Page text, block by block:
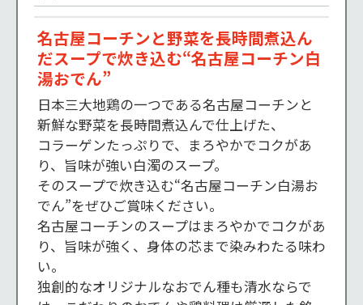
名古屋コーチンと野菜を長時間煮込ん
だスープで炊き込む“名古屋コーチン白
湯おでん”
日本三大地鶏の一つである名古屋コーチンと
新鮮な野菜を長時間煮込んで仕上げた、
コラーゲンたっぷりで、まろやかでコクがあ
り、旨味が強い白濁のスープ。
そのスープで炊き込む“名古屋コーチン白湯お
でん”をぜひご賞味ください。
名古屋コーチンのスープはまろやかでコクがあ
り、旨味が強く、身体の芯まで染みわたる味わ
い。
独創的なオリジナルなおでん種も清水ならで